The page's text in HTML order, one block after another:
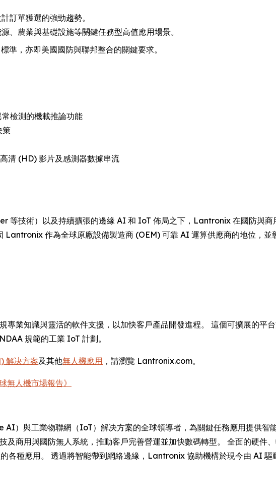
訂單獲選的強勁趨勢。
、農業與基礎設施等關鍵任務型高值應用場景。
，亦即美國國防與聯邦整合的關鍵要求。
檢測的機載推論功能
策
清 (HD) 影片及感測器數據串流
等技術）以及持續擴張的邊緣 AI 和 IoT 佈局之下，Lantronix 在國防與
Lantronix 作為全球原廠設備製造商 (OEM) 可靠 AI 運算供應商的地位，並
業知識與靈活的軟件支援，以加快客戶產品開發進程。 這個可擴展的平
規範的工業 IoT 計劃。
解决方案及其他無人機應用 ，請瀏覽 Lantronix.com。
無人機市場報告》
）與工業物聯網（IoT）解决方案的全球領導者，為關鍵任務應用提供智能
商用與國防無人系統，推動客戶完善營運並加快數碼轉型。 全面的硬件
各種應用。 透過將智能帶到網絡邊緣，Lantronix 協助機構於現今由 AI 驅